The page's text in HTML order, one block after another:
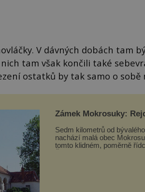
V dávných dobách tam
tam však končili také
ostatků by tak samo o sobě
Zámek Mokrosuky:
Sedm kilometrů od
nachází malá obec
tomto klidném, poměrně